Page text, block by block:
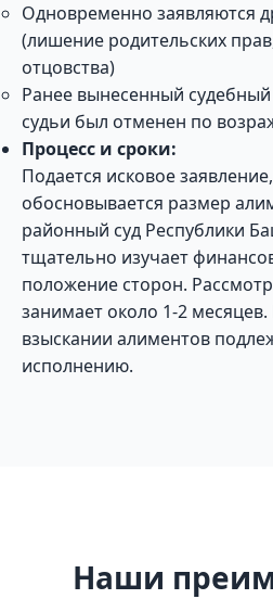
Одновременно заявляются
(лишение родительских
отцовства)
Ранее вынесенный
судьи был отменен по
Процесс и сроки:
Подается исковое
обосновывается размер
районный суд Республики
тщательно изучает
положение сторон.
занимает около 1-2
взыскании алиментов
исполнению.
Наши